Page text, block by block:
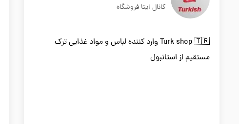
کانال ایتا فروشگاه
Turk shop 🇹🇷 وارد کننده لباس و مواد غذایی ترک
مستقیم از استانبول